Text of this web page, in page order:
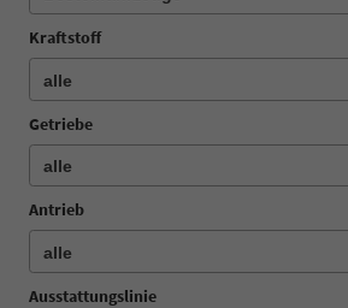
Kraftstoff
Getriebe
Antrieb
Ausstattungslinie